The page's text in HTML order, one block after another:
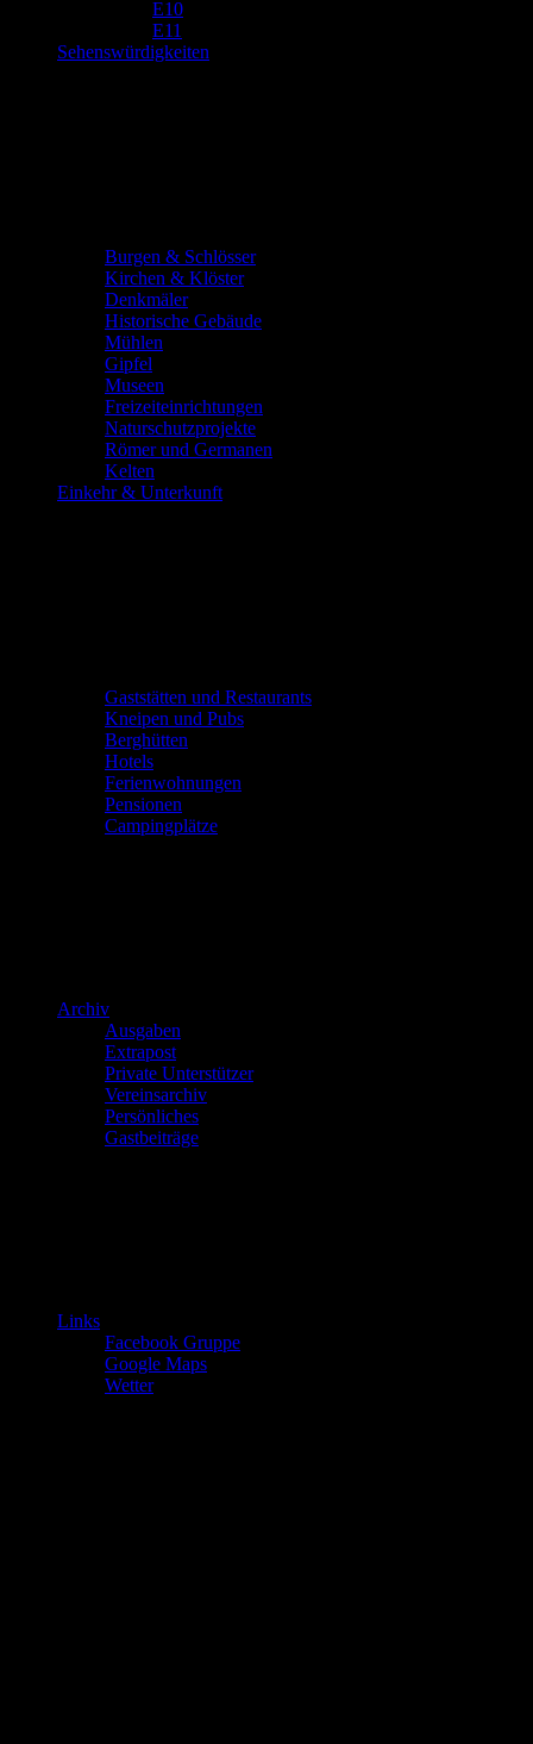
E10
E11
Sehenswürdigkeiten
Burgen & Schlösser
Kirchen & Klöster
Denkmäler
Historische Gebäude
Mühlen
Gipfel
Museen
Freizeiteinrichtungen
Naturschutzprojekte
Römer und Germanen
Kelten
Einkehr & Unterkunft
Gaststätten und Restaurants
Kneipen und Pubs
Berghütten
Hotels
Ferienwohnungen
Pensionen
Campingplätze
Archiv
Ausgaben
Extrapost
Private Unterstützer
Vereinsarchiv
Persönliches
Gastbeiträge
Links
Facebook Gruppe
Google Maps
Wetter